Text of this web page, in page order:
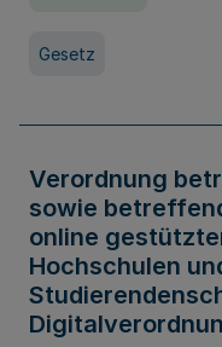
Gesetz
Verordnung
sowie
online
Hochschulen